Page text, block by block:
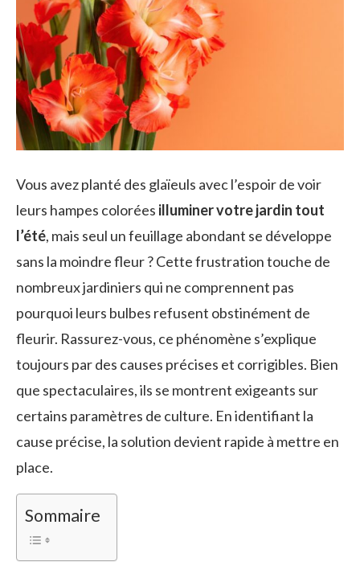
Vous avez planté des glaïeuls avec l’espoir de voir
leurs hampes colorées illuminer votre jardin tout
l’été, mais seul un feuillage abondant se développe
sans la moindre fleur ? Cette frustration touche de
nombreux jardiniers qui ne comprennent pas
pourquoi leurs bulbes refusent obstinément de
fleurir. Rassurez-vous, ce phénomène s’explique
toujours par des causes précises et corrigibles. Bien
que spectaculaires, ils se montrent exigeants sur
certains paramètres de culture. En identifiant la
cause précise, la solution devient rapide à mettre en
place.
Sommaire